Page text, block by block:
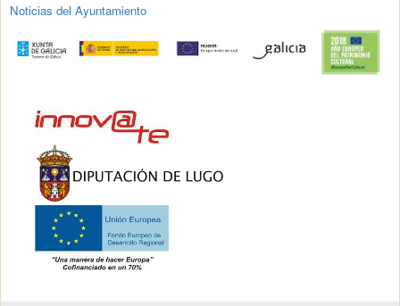
Noticias del Ayuntamiento